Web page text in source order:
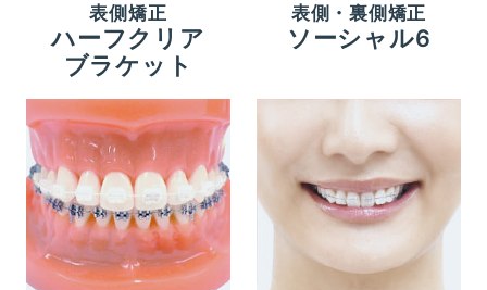
表側矯正
ハーフクリア
ブラケット
表側・裏側矯正
ソーシャル6